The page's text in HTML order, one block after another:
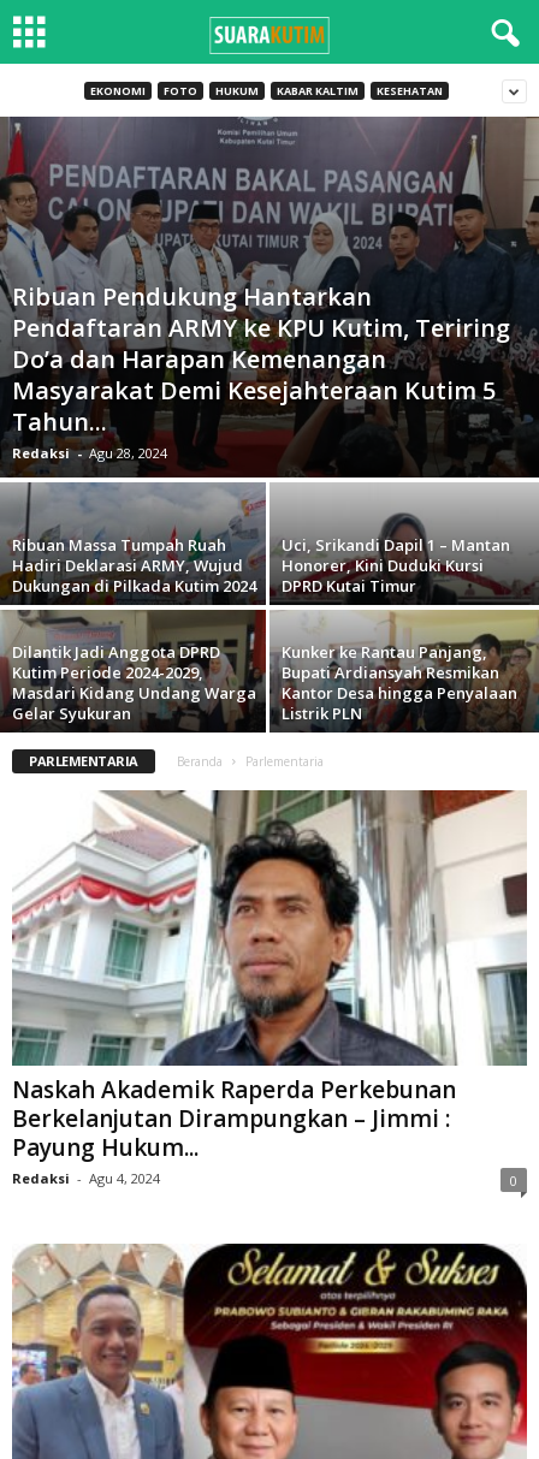
EKONOMI FOTO HUKUM KABAR KALTIM KESEHATAN
Ribuan Pendukung Hantarkan
Pendaftaran ARMY ke KPU Kutim, Teriring
Do’a dan Harapan Kemenangan
Masyarakat Demi Kesejahteraan Kutim 5
Tahun...
Redaksi - Agu 28, 2024
Ribuan Massa Tumpah Ruah
Hadiri Deklarasi ARMY, Wujud
Dukungan di Pilkada Kutim 2024
Uci, Srikandi Dapil 1 – Mantan
Honorer, Kini Duduki Kursi
DPRD Kutai Timur
Dilantik Jadi Anggota DPRD
Kutim Periode 2024-2029,
Masdari Kidang Undang Warga
Gelar Syukuran
Kunker ke Rantau Panjang,
Bupati Ardiansyah Resmikan
Kantor Desa hingga Penyalaan
Listrik PLN
PARLEMENTARIA Beranda Parlementaria
Naskah Akademik Raperda Perkebunan
Berkelanjutan Dirampungkan – Jimmi :
Payung Hukum...
Redaksi - Agu 4, 2024 0